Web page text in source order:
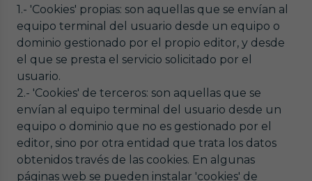
1.- 'Cookies' propias: son aquellas que se envían al
equipo terminal del usuario desde un equipo o
dominio gestionado por el propio editor, y desde
el que se presta el servicio solicitado por el
usuario.
2.- 'Cookies' de terceros: son aquellas que se
envían al equipo terminal del usuario desde un
equipo o dominio que no es gestionado por el
editor, sino por otra entidad que trata los datos
obtenidos través de las cookies. En algunas
páginas web se pueden instalar 'cookies' de